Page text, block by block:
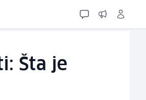
Šta je